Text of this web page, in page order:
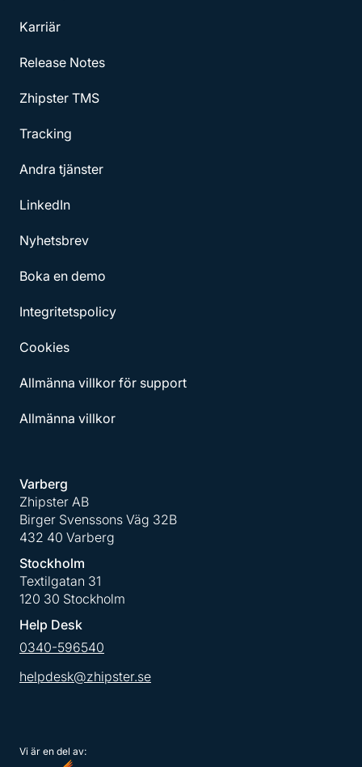
Karriär
Release Notes
Zhipster TMS
Tracking
Andra tjänster
LinkedIn
Nyhetsbrev
Boka en demo
Integritetspolicy
Cookies
Allmänna villkor för support
Allmänna villkor
Varberg
Zhipster AB
Birger Svenssons Väg 32B
432 40 Varberg
Stockholm
Textilgatan 31
120 30 Stockholm
Help Desk
0340-596540
helpdesk@zhipster.se
Vi är en del av: